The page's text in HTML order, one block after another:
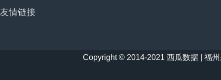
友情链接
Copyright © 2014-2021 西瓜数据 | 福